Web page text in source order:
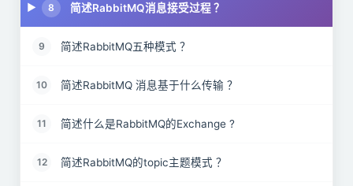
8 简述RabbitMQ消息接受过程 ？
9 简述RabbitMQ五种模式 ？
10 简述RabbitMQ 消息基于什么传输 ？
11 简述什么是RabbitMQ的Exchange ?
12 简述RabbitMQ的topic主题模式 ？